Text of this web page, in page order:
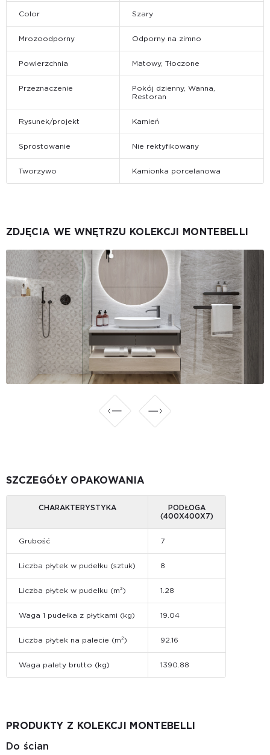
Color Szary
Mrozoodporny Odporny na zimno
Powierzchnia Matowy, Tłoczone
Przeznaczenie
Pokój dzienny, Wanna,
Restoran
Rysunek/projekt Kamień
Sprostowanie Nie rektyfikowany
Tworzywo Kamionka porcelanowa
ZDJĘCIA WE WNĘTRZU KOLEKCJI MONTEBELLI
SZCZEGÓŁY OPAKOWANIA
CHARAKTERYSTYKA
PODŁOGA
(400X400X7)
Grubość 7
Liczba płytek w pudełku (sztuk) 8
Liczba płytek w pudełku (m²) 1.28
Waga 1 pudełka z płytkami (kg) 19.04
Liczba płytek na palecie (m²) 92.16
Waga palety brutto (kg) 1390.88
PRODUKTY Z KOLEKCJI MONTEBELLI
Do ścian